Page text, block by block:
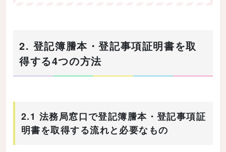
2. 登記簿謄本・登記事項証明書を取
得する4つの方法
2.1 法務局窓口で登記簿謄本・登記事項証
明書を取得する流れと必要なもの